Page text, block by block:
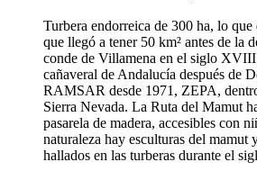
Turbera endorreica de 300 ha, lo que
que llegó a tener 50 km² antes de la
conde de Villamena en el siglo
cañaveral de Andalucía después de
RAMSAR desde 1971, ZEPA,
Sierra Nevada. La Ruta del Mamut
pasarela de madera, accesibles con
naturaleza hay esculturas del mamut
hallados en las turberas durante el